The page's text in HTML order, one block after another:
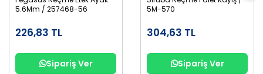
5.6Mm / 257468-56
226,83 TL
Sipariş Ver
5M-570
304,63 TL
Sipariş Ver